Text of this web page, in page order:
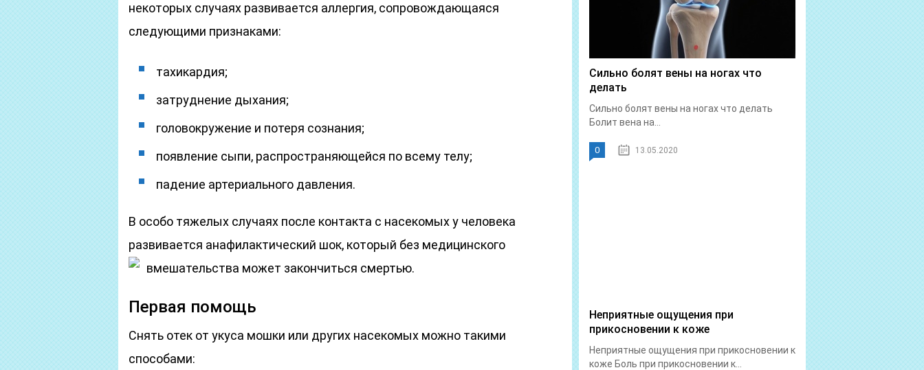
некоторых случаях развивается аллергия, сопровождающаяся
следующими признаками:
тахикардия;
затруднение дыхания;
головокружение и потеря сознания;
появление сыпи, распространяющейся по всему телу;
падение артериального давления.
В особо тяжелых случаях после контакта с насекомых у человека
развивается анафилактический шок, который без медицинского
вмешательства может закончиться смертью.
Первая помощь
Снять отек от укуса мошки или других насекомых можно такими
способами:
Сильно болят вены на ногах что
делать
Сильно болят вены на ногах что делать
Болит вена на...
0 13.05.2020
Неприятные ощущения при
прикосновении к коже
Неприятные ощущения при прикосновении к
коже Боль при прикосновении к...